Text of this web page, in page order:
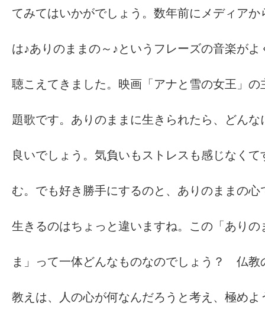
てみてはいかがでしょう。数年前にメディアか
は♪ありのままの～♪というフレーズの音楽がよ
聴こえてきました。映画「アナと雪の女王」の
題歌です。ありのままに生きられたら、どんな
良いでしょう。気負いもストレスも感じなくて
む。でも好き勝手にするのと、ありのままの心
生きるのはちょっと違いますね。この「ありの
ま」って一体どんなものなのでしょう？ 仏教
教えは、人の心が何なんだろうと考え、極めよ